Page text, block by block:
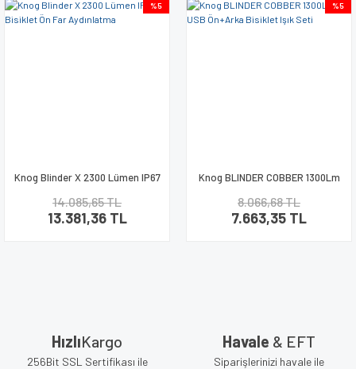
%5
Knog Blinder X 2300 Lümen IP67
14.085,65 TL
13.381,36 TL
%5
Knog BLINDER COBBER 1300Lm
8.066,68 TL
7.663,35 TL
HızlıKargo
256Bit SSL Sertifikası ile
Havale & EFT
Siparişlerinizi havale ile